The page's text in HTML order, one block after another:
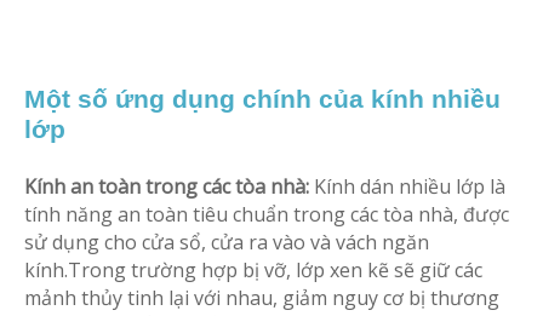
Một số ứng dụng chính của kính nhiều
lớp
Kính an toàn trong các tòa nhà: Kính dán nhiều lớp là
tính năng an toàn tiêu chuẩn trong các tòa nhà, được
sử dụng cho cửa sổ, cửa ra vào và vách ngăn
kính.Trong trường hợp bị vỡ, lớp xen kẽ sẽ giữ các
mảnh thủy tinh lại với nhau, giảm nguy cơ bị thương